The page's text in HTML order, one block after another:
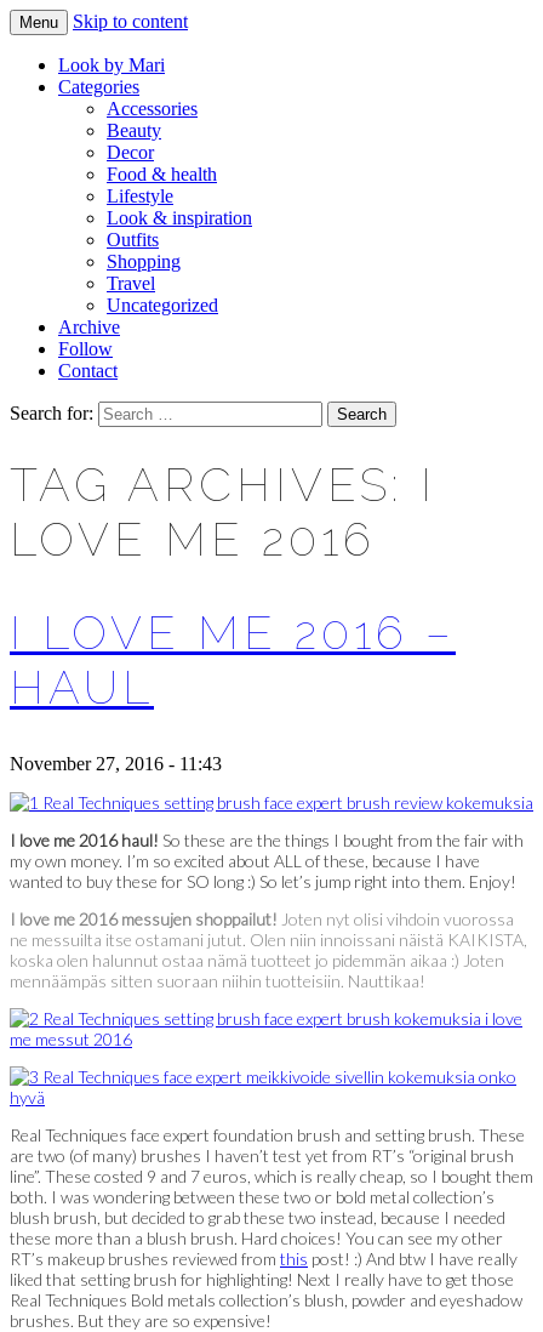
LOOK BY MARI
Makeup & beauty blog
Menu Skip to content
Look by Mari
Categories
Accessories
Beauty
Decor
Food & health
Lifestyle
Look & inspiration
Outfits
Shopping
Travel
Uncategorized
Archive
Follow
Contact
Search for:
TAG ARCHIVES: I
LOVE ME 2016
I LOVE ME 2016 –
HAUL
November 27, 2016 - 11:43
I love me 2016 haul! So these are the things I bought from the fair with
my own money. I’m so excited about ALL of these, because I have
wanted to buy these for SO long :) So let’s jump right into them. Enjoy!
I love me 2016 messujen shoppailut! Joten nyt olisi vihdoin vuorossa
ne messuilta itse ostamani jutut. Olen niin innoissani näistä KAIKISTA,
koska olen halunnut ostaa nämä tuotteet jo pidemmän aikaa :) Joten
mennäämpäs sitten suoraan niihin tuotteisiin. Nauttikaa!
Real Techniques face expert foundation brush and setting brush. These
are two (of many) brushes I haven’t test yet from RT’s “original brush
line”. These costed 9 and 7 euros, which is really cheap, so I bought them
both. I was wondering between these two or bold metal collection’s
blush brush, but decided to grab these two instead, because I needed
these more than a blush brush. Hard choices! You can see my other
RT’s makeup brushes reviewed from this post! :) And btw I have really
liked that setting brush for highlighting! Next I really have to get those
Real Techniques Bold metals collection’s blush, powder and eyeshadow
brushes. But they are so expensive!